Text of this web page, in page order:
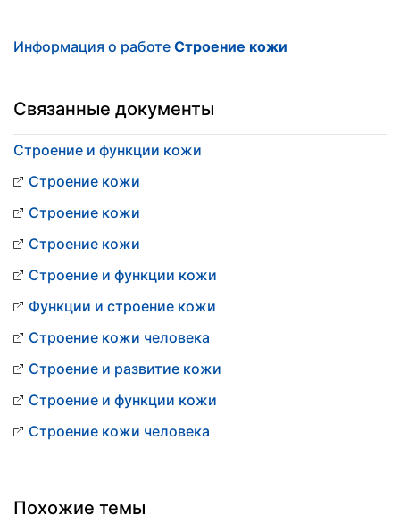
Информация о работе Строение кожи
Связанные документы
Строение и функции кожи
Строение кожи
Строение кожи
Строение кожи
Строение и функции кожи
Функции и строение кожи
Строение кожи человека
Строение и развитие кожи
Строение и функции кожи
Строение кожи человека
Похожие темы